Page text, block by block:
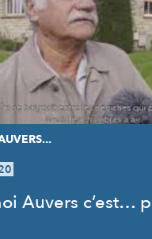
Auvers c’est…